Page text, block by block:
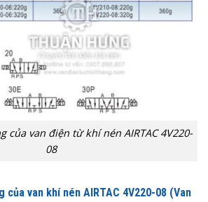
của van điện từ khí nén AIRTAC 4V220-
08
của van khí nén AIRTAC 4V220-08 (Van